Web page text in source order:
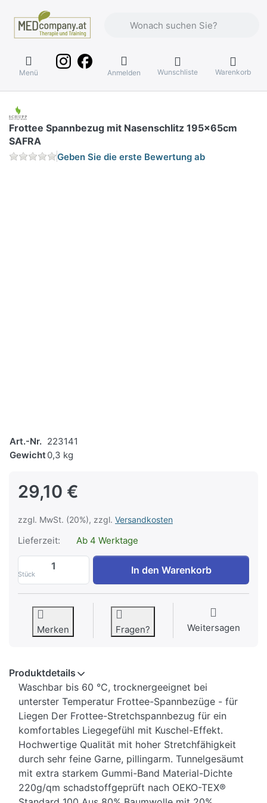
Menü Anmelden Wunschliste Warenkorb
Frottee Spannbezug mit Nasenschlitz 195x65cm
SAFRA
Geben Sie die erste Bewertung ab
Art.-Nr. 223141
Gewicht 0,3 kg
29,10 €
zzgl. MwSt. (20%), zzgl. Versandkosten
Lieferzeit: Ab 4 Werktage
Stück
Frottee Spannbezug mit Nasenschlitz
In den Warenkorb
Merken Fragen? Weitersagen
Produktdetails
Waschbar bis 60 °C, trocknergeeignet bei
unterster Temperatur Frottee-Spannbezüge - für
Liegen Der Frottee-Stretchspannbezug für ein
komfortables Liegegefühl mit Kuschel-Effekt.
Hochwertige Qualität mit hoher Stretchfähigkeit
durch sehr feine Garne, pillingarm. Tunnelgesäumt
mit extra starkem Gummi-Band Material-Dichte
220g/qm schadstoffgeprüft nach OEKO-TEX®